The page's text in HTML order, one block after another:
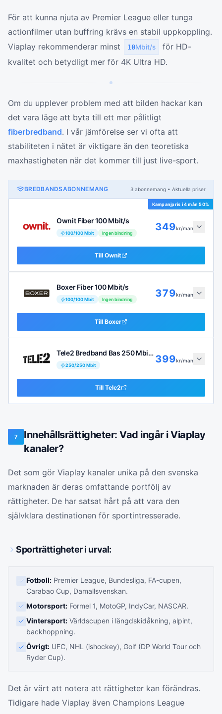
För att kunna njuta av Premier League eller tunga
actionfilmer utan buffring krävs en stabil uppkoppling.
Viaplay rekommenderar minst
10Mbit/s
för HD-
kvalitet och betydligt mer för 4K Ultra HD.
Om du upplever problem med att bilden hackar kan
det vara läge att byta till ett mer pålitligt
fiberbredband. I vår jämförelse ser vi ofta att
stabiliteten i nätet är viktigare än den teoretiska
maxhastigheten när det kommer till just live-sport.
BREDBANDSABONNEMANG 3 abonnemang • Aktuella priser
Kampanjpris i4 mån 50%
Ownit Fiber 100 Mbit/s
100/100Mbit Ingen bindning
349kr/man
Till Ownit
Boxer Fiber 100 Mbit/s
100/100Mbit Ingen bindning
379kr/man
Till Boxer
Tele2 Bredband Bas 250 Mbit/s
250/250Mbit
399kr/man
Till Tele2
7
Innehållsrättigheter: Vad ingår i Viaplay
kanaler?
Det som gör Viaplay kanaler unika på den svenska
marknaden är deras omfattande portfölj av
rättigheter. De har satsat hårt på att vara den
självklara destinationen för sportintresserade.
Sporträttigheter i urval:
Fotboll: Premier League, Bundesliga, FA-cupen,
Carabao Cup, Damallsvenskan.
Motorsport: Formel 1, MotoGP, IndyCar, NASCAR.
Vintersport: Världscupen i längdskidåkning, alpint,
backhoppning.
Övrigt: UFC, NHL (ishockey), Golf (DP World Tour och
Ryder Cup).
Det är värt att notera att rättigheter kan förändras.
Tidigare hade Viaplay även Champions League